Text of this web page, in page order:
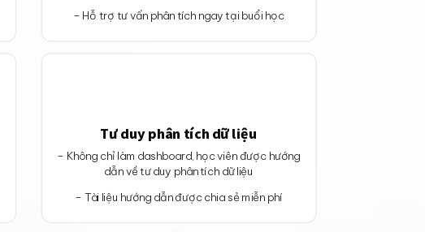
– Hỗ trợ tư vấn phân tích ngay tại buổi học
Tư duy phân tích dữ liệu
– Không chỉ làm dashboard, học viên được hướng
dẫn về tư duy phân tích dữ liệu
– Tài liệu hướng dẫn được chia sẻ miễn phí